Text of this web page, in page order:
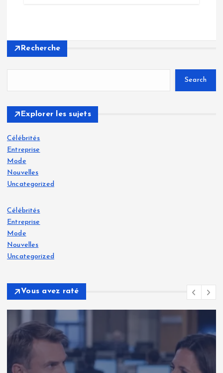
Recherche
Search
Explorer les sujets
Célébrités
Entreprise
Mode
Nouvelles
Uncategorized
Célébrités
Entreprise
Mode
Nouvelles
Uncategorized
Vous avez raté